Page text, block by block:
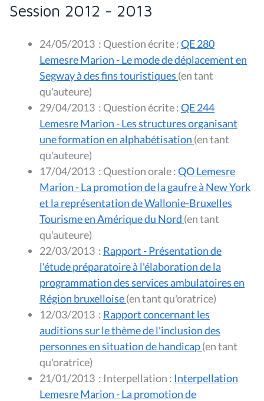
Session 2012 - 2013
24/05/2013 : Question écrite :QE 280
Lemesre Marion - Le mode de déplacement en
Segway à des fins touristiques (en tant
qu'auteure)
29/04/2013 : Question écrite :QE 244
Lemesre Marion - Les structures organisant
une formation en alphabétisation (en tant
qu'auteure)
17/04/2013 : Question orale :QO Lemesre
Marion - La promotion de la gaufre à New York
et la représentation de Wallonie-Bruxelles
Tourisme en Amérique du Nord (en tant
qu'auteure)
22/03/2013 : Rapport - Présentation de
l'étude préparatoire à l'élaboration de la
programmation des services ambulatoires en
Région bruxelloise
(en tant qu'oratrice)
12/03/2013 : Rapport concernant les
auditions sur le thème de l'inclusion des
personnes en situation de handicap(en tant
qu'oratrice)
21/01/2013 : Interpellation : Interpellation
Lemesre Marion - La promotion de